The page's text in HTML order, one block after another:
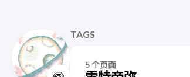
TAGS
5 个页面